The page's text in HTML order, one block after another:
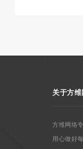
关于方
方维网络
用心做好